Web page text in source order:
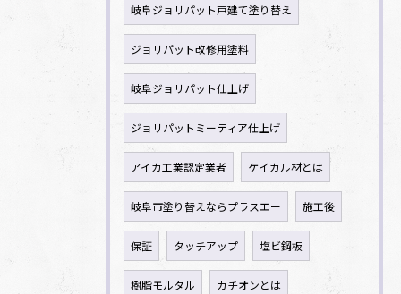
岐阜ジョリパット戸建て塗り替え
ジョリパット改修用塗料
岐阜ジョリパット仕上げ
ジョリパットミーティア仕上げ
アイカ工業認定業者 ケイカル材とは
岐阜市塗り替えならプラスエー 施工後
保証 タッチアップ 塩ビ鋼板
樹脂モルタル カチオンとは